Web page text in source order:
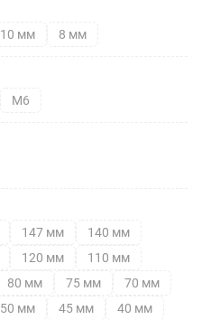
10 мм 8 мм
М6
147 мм
140 мм
120 мм
110 мм
80 мм 75 мм
70 мм
50 мм 45 мм 40 мм